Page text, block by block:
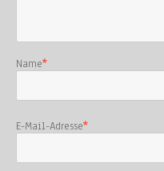
Name*
E-Mail-Adresse*